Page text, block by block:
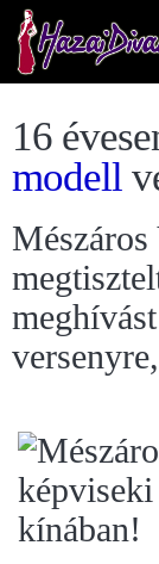
16
modell